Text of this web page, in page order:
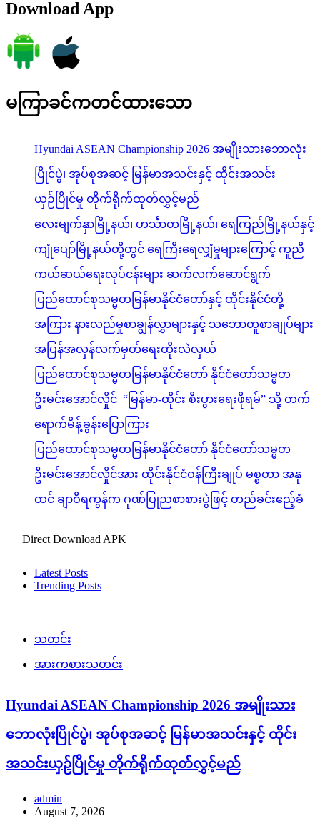
Download App
မကြာခင်ကတင်ထားသော
Hyundai ASEAN Championship 2026 အမျိုးသားဘောလုံး
ပြိုင်ပွဲ၊ အုပ်စုအဆင့် မြန်မာအသင်းနှင့် ထိုင်းအသင်း
ယှဉ်ပြိုင်မှု တိုက်ရိုက်ထုတ်လွှင့်မည်
လေးမျက်နှာမြို့နယ်၊ ဟင်္သာတမြို့နယ်၊ ရေကြည်မြို့နယ်နှင့်
ကျုံပျော်မြို့နယ်တို့တွင် ရေကြီးရေလျှံမှုများကြောင့် ကူညီ
ကယ်ဆယ်ရေးလုပ်ငန်းများ ဆက်လက်ဆောင်ရွက်
ပြည်ထောင်စုသမ္မတမြန်မာနိုင်ငံတော်နှင့် ထိုင်းနိုင်ငံတို့
အကြား နားလည်မှုစာချွန်လွှာများနှင့် သဘောတူစာချုပ်များ
အပြန်အလှန်လက်မှတ်ရေးထိုးလဲလှယ်
ပြည်ထောင်စုသမ္မတမြန်မာနိုင်ငံတော် နိုင်ငံတော်သမ္မတ
ဦးမင်းအောင်လှိုင် “မြန်မာ-ထိုင်း စီးပွားရေးဖိုရမ်” သို့ တက်
ရောက်မိန့်ခွန်းပြောကြား
ပြည်ထောင်စုသမ္မတမြန်မာနိုင်ငံတော် နိုင်ငံတော်သမ္မတ
ဦးမင်းအောင်လှိုင်အား ထိုင်းနိုင်ငံဝန်ကြီးချုပ် မစ္စတာ အနု
ထင် ချာဝီရကွန်က ဂုဏ်ပြုညစာစားပွဲဖြင့် တည်ခင်းဧည့်ခံ
Direct Download APK
Latest Posts
Trending Posts
သတင်း
အားကစားသတင်း
Hyundai ASEAN Championship 2026 အမျိုးသား
ဘောလုံးပြိုင်ပွဲ၊ အုပ်စုအဆင့် မြန်မာအသင်းနှင့် ထိုင်း
အသင်းယှဉ်ပြိုင်မှု တိုက်ရိုက်ထုတ်လွှင့်မည်
admin
August 7, 2026